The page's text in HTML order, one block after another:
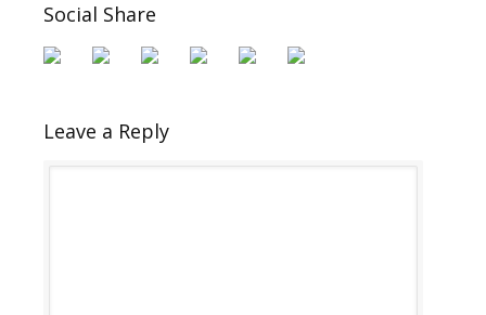
Social Share
Leave a Reply